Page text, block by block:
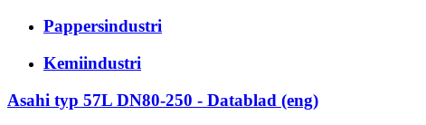
Pappersindustri
Kemiindustri
Asahi typ 57L DN80-250 - Datablad (eng)